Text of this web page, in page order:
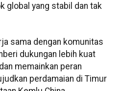
global yang stabil dan tak
sama dengan komunitas
dukungan lebih kuat
memainkan peran
perdamaian di Timur